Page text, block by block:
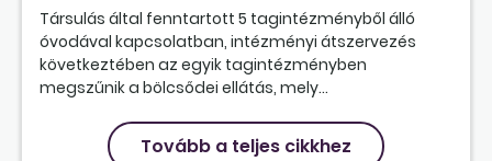
Társulás által fenntartott 5 tagintézményből álló
óvodával kapcsolatban, intézményi átszervezés
következtében az egyik tagintézményben
megszűnik a bölcsődei ellátás, mely...
Tovább a teljes cikkhez